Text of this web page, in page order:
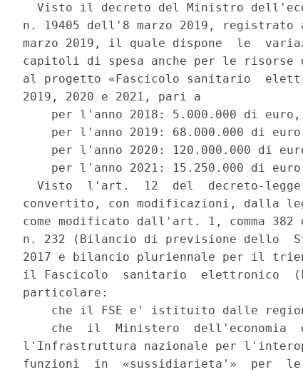
Visto il decreto del Ministro
n. 19405 dell'8 marzo 2019,
marzo 2019, il quale dispone  le
capitoli di spesa anche per le risorse
al progetto «Fascicolo sanitario
2019, 2020 e 2021, pari a
per l'anno 2018: 5.000.000 di
per l'anno 2019: 68.000.000 di
per l'anno 2020: 120.000.000 di
per l'anno 2021: 15.250.000 di
Visto  l'art.  12  del  decreto-
convertito, con modificazioni, dalla
come modificato dall'art. 1, comma 382
n. 232 (Bilancio di previsione dello
2017 e bilancio pluriennale per il
il Fascicolo  sanitario  elettronico
particolare:
che il FSE e' istituito dalle
che  il  Ministero  dell'economia
l'Infrastruttura nazionale per
funzioni  in  «sussidiarieta'»  per